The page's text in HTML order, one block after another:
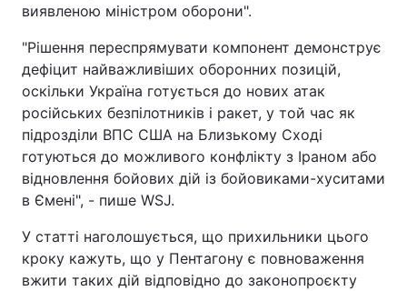
виявленою міністром оборони".
"Рішення переспрямувати компонент демонструє
дефіцит найважливіших оборонних позицій,
оскільки Україна готується до нових атак
російських безпілотників і ракет, у той час як
підрозділи ВПС США на Близькому Сході
готуються до можливого конфлікту з Іраном або
відновлення бойових дій із бойовиками-хуситами
в Ємені", - пише WSJ.
У статті наголошується, що прихильники цього
кроку кажуть, що у Пентагону є повноваження
вжити таких дій відповідно до законопроєкту